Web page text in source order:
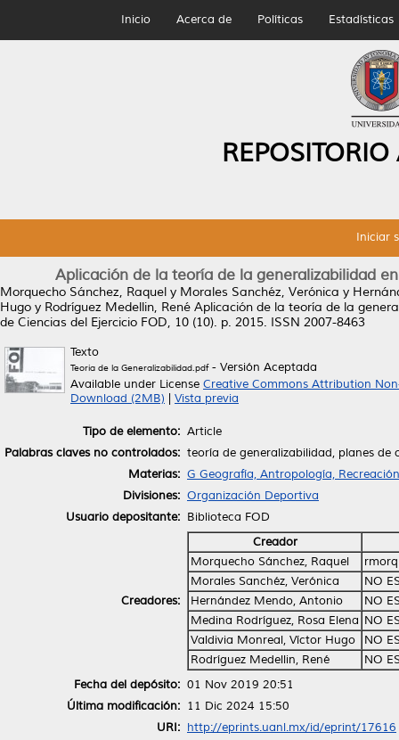
Inicio Acerca de Políticas Estadísticas
Iniciar
Aplicación de la teoría de la generalizabilidad
Morquecho Sánchez, Raquel y Morales Sanchéz, Verónica y
Hugo y Rodríguez Medellin, René Aplicación de la teoría de la
de Ciencias del Ejercicio FOD, 10 (10). p. 2015. ISSN 2007-8463
Texto
Teoria de la Generalizabilidad.pdf- Versión Aceptada
Available under License Creative Commons Attribution
Download (2MB)
Vista previa
Tipo de elemento: Article
Palabras claves no controlados: teoría de generalizabilidad, planes
Materias: G Geografía, Antropología,
Divisiones: Organización Deportiva
Usuario depositante: Biblioteca FOD
Creadores:
Creador
Morquecho Sánchez, Raquel
Morales Sanchéz, Verónica
NO
Hernández Mendo, Antonio
NO
Medina Rodríguez, Rosa Elena NO
Valdivia Monreal, Víctor Hugo
NO
Rodríguez Medellin, René
NO
Fecha del depósito: 01 Nov 2019 20:51
Última modificación: 11 Dic 2024 15:50
URI: http://eprints.uanl.mx/id/eprint/17616